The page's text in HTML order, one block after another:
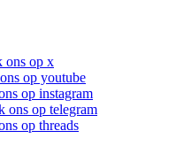
ons op x
op youtube
op instagram
ons op telegram
op threads